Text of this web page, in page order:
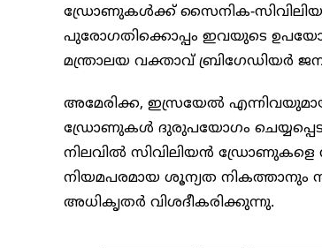
ഡ്രോണുകൾക്ക് സൈനിക-സിവിലിയൻ
പുരോഗതിക്കൊപ്പം ഇവയുടെ
മന്ത്രാലയ വക്താവ് ബ്രിഗേഡിയർ
അമേരിക്ക, ഇസ്രയേൽ
ഡ്രോണുകൾ ദുരുപയോഗം
നിലവിൽ സിവിലിയൻ ഡ്രോണുകളെ
നിയമപരമായ ശൂന്യത നികത്താനും
അധികൃതർ വിശദീകരിക്കുന്നു.